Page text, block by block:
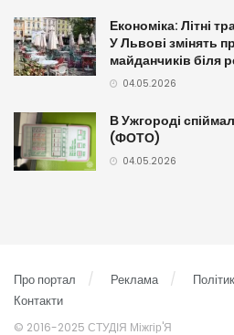
Економіка: Літні
У Львові змінять
майданчиків біля
04.05.2026
В Ужгороді
(ФОТО)
04.05.2026
Про портал Реклама
Контакти
© 2016-2025 СТУДІЯ Міжгір'Я